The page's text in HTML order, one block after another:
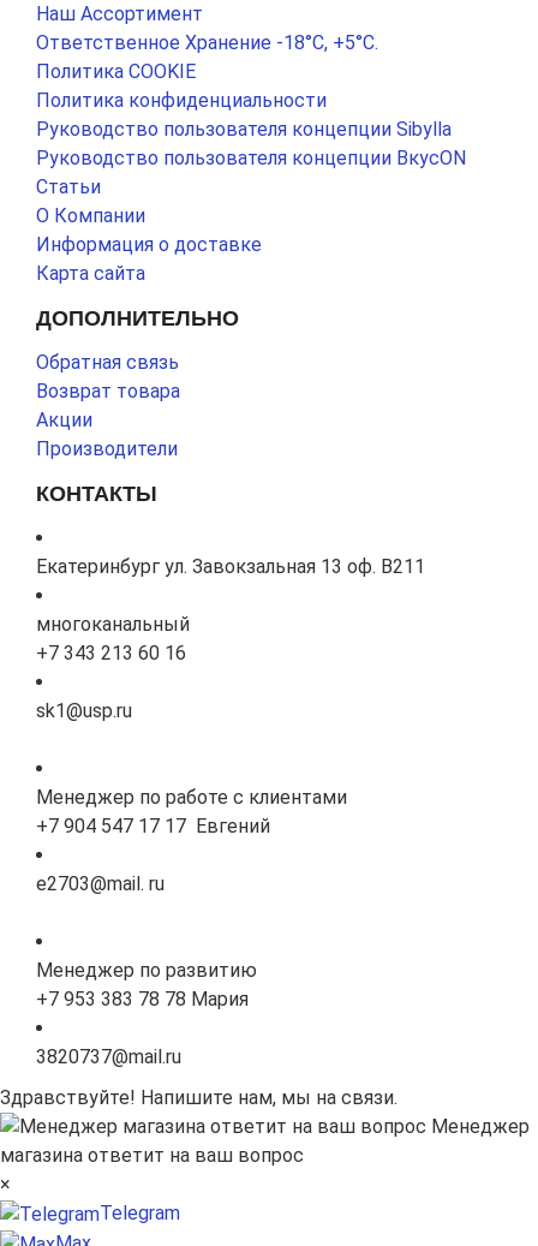
Наш Ассортимент
Ответственное Хранение -18°С, +5°С.
Политика COOKIE
Политика конфиденциальности
Руководство пользователя концепции Sibylla
Руководство пользователя концепции ВкусON
Статьи
О Компании
Информация о доставке
Карта сайта
ДОПОЛНИТЕЛЬНО
Обратная связь
Возврат товара
Акции
Производители
КОНТАКТЫ
Екатеринбург ул. Завокзальная 13 оф. В211
многоканальный
+7 343 213 60 16
sk1@usp.ru
Менеджер по работе с клиентами
+7 904 547 17 17 Евгений
e2703@mail. ru
Менеджер по развитию
+7 953 383 78 78 Мария
3820737@mail.ru
Здравствуйте! Напишите нам, мы на связи.
Менеджер
магазина ответит на ваш вопрос
×
Telegram